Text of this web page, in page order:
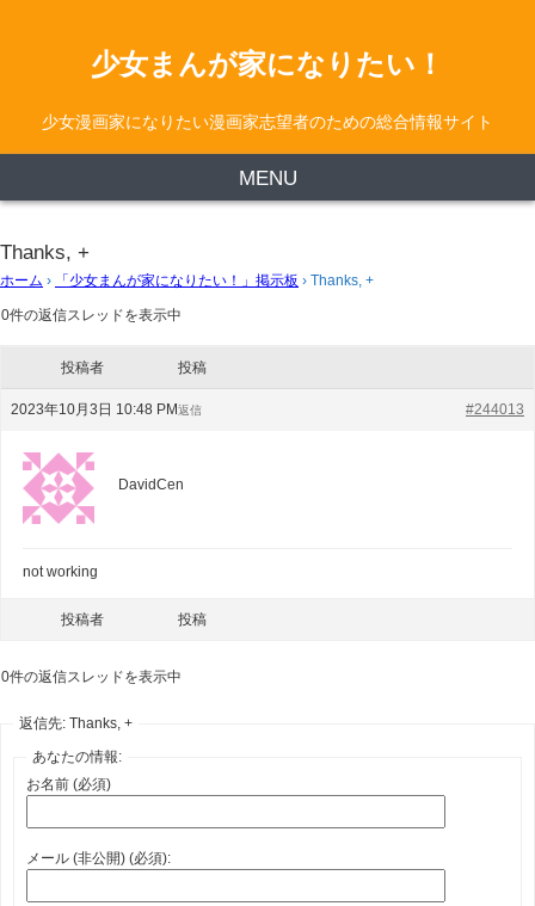
少女まんが家になりたい！
少女漫画家になりたい漫画家志望者のための総合情報サイト
MENU
Thanks, +
ホーム › 「少女まんが家になりたい！」掲示板 › Thanks, +
0件の返信スレッドを表示中
投稿者 投稿
2023年10月3日 10:48 PM #244013
返信
DavidCen
not working
投稿者 投稿
0件の返信スレッドを表示中
返信先: Thanks, +
あなたの情報:
お名前 (必須)
メール (非公開) (必須):